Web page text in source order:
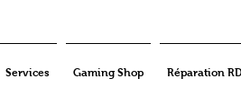
Services Gaming Shop Réparation